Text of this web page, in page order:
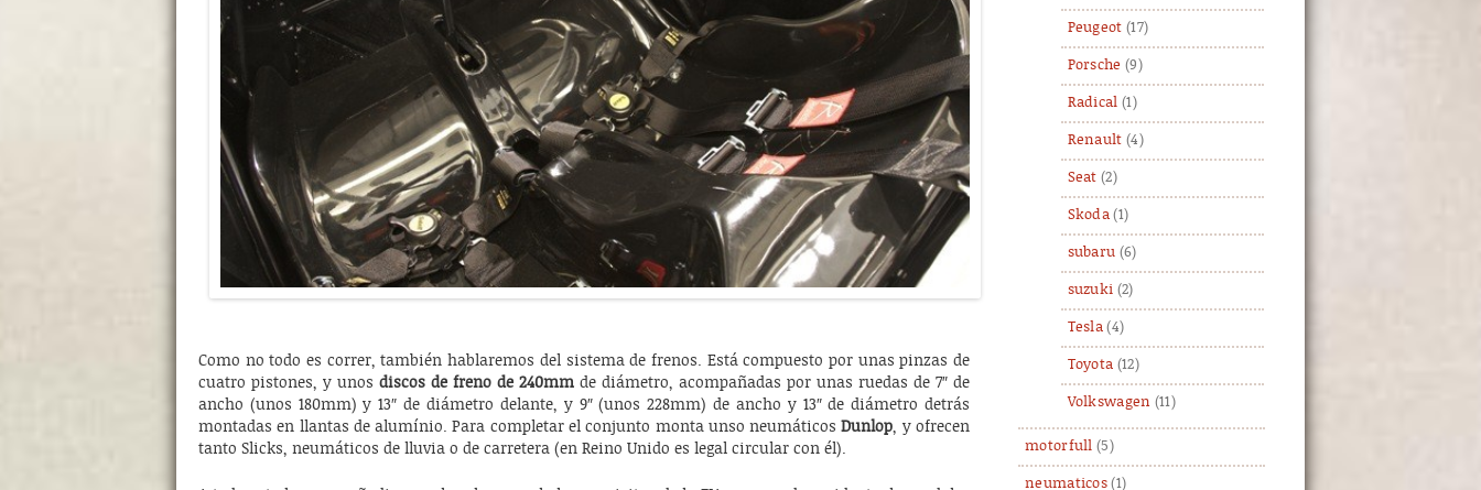
Como no todo es correr, también hablaremos del sistema de frenos. Está compuesto por unas pinzas de
cuatro pistones, y unos discos de freno de 240mm de diámetro, acompañadas por unas ruedas de 7″ de
ancho (unos 180mm) y 13″ de diámetro delante, y 9″ (unos 228mm) de ancho y 13″ de diámetro detrás
montadas en llantas de alumínio. Para completar el conjunto monta unso neumáticosDunlop, y ofrecen
tanto Slicks, neumáticos de lluvia o de carretera (en Reino Unido es legal circular con él).
Peugeot (17)
Porsche (9)
Radical (1)
Renault (4)
Seat (2)
Skoda (1)
subaru (6)
suzuki (2)
Tesla (4)
Toyota (12)
Volkswagen (11)
motorfull (5)
neumaticos (1)